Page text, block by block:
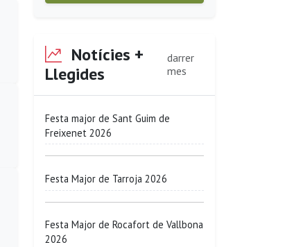
Notícies +
Llegides
darrer
mes
Festa major de Sant Guim de
Freixenet 2026
Festa Major de Tarroja 2026
Festa Major de Rocafort de Vallbona
2026